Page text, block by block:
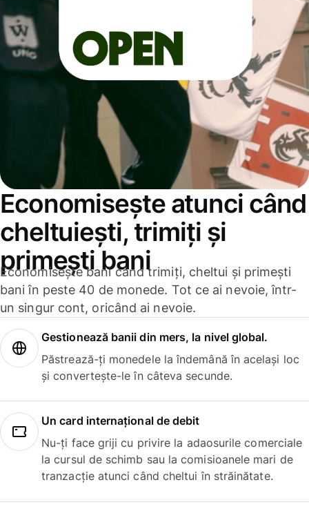
Economisește atunci când
cheltuiești, trimiți și
primești bani
Economisește bani când trimiți, cheltui și primești
bani în peste 40 de monede. Tot ce ai nevoie, într-
un singur cont, oricând ai nevoie.
Gestionează banii din mers, la nivel global.
Păstrează-ți monedele la îndemână în același loc
și convertește-le în câteva secunde.
Un card internațional de debit
Nu-ți face griji cu privire la adaosurile comerciale
la cursul de schimb sau la comisioanele mari de
tranzacție atunci când cheltui în străinătate.